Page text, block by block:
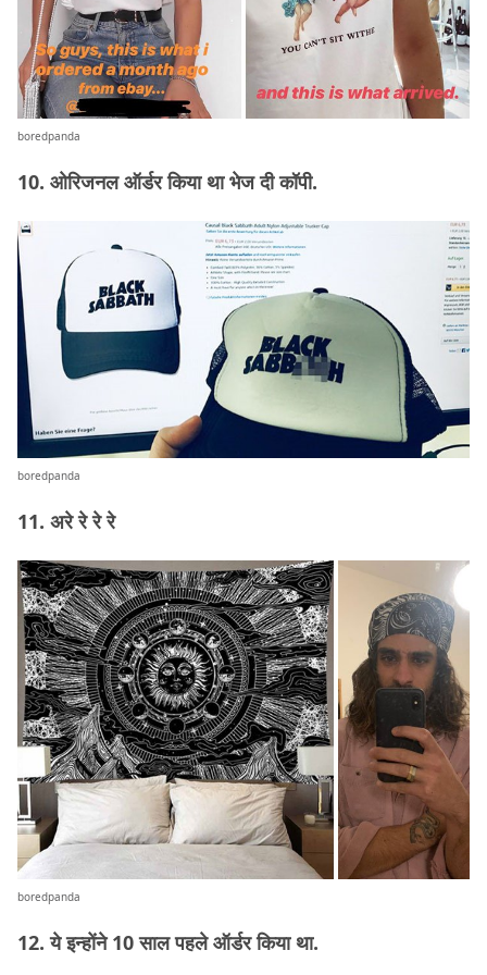
boredpanda
10. ओरिजनल ऑर्डर किया था भेज दी कॉपी.
boredpanda
11. अरे रे रे रे
boredpanda
12. ये इन्होंने 10 साल पहले ऑर्डर किया था.